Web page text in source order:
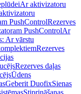
Ar aktivizatoru
PushControlRezerves
PushControlAr
Ar vārstu
Rezerves
Rezerves daļas
Ūdens
Geberit DuofixSienas
Stiprināšanas